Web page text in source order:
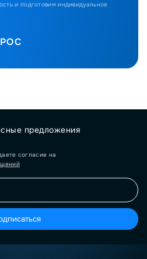
и подготовим индивидуальное
предложения
согласие на